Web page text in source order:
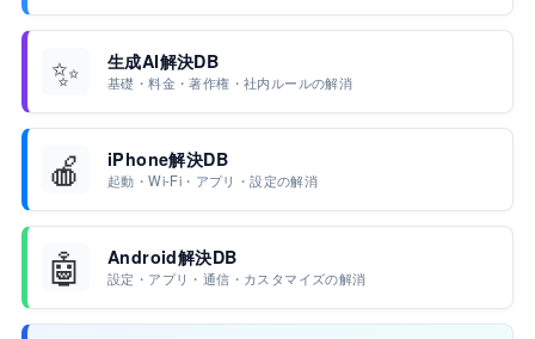
✨ 生成AI解決DB
基礎・料金・著作権・社内ルールの解消
🍎 iPhone解決DB
起動・Wi-Fi・アプリ・設定の解消
🤖 Android解決DB
設定・アプリ・通信・カスタマイズの解消